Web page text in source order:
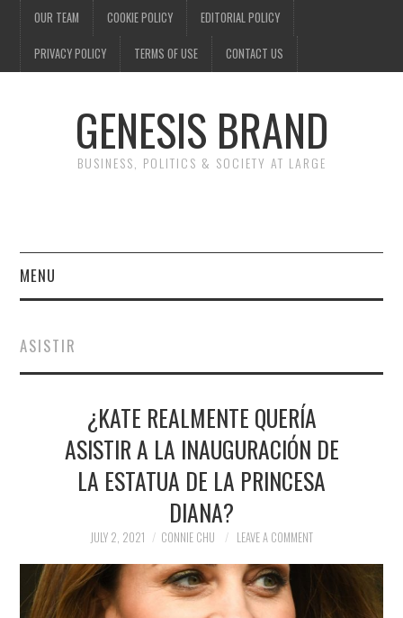
OUR TEAM COOKIE POLICY EDITORIAL POLICY
PRIVACY POLICY TERMS OF USE CONTACT US
GENESIS BRAND
BUSINESS, POLITICS & SOCIETY AT LARGE
MENU
FINANCE
POLITICS
TECHNOLOGY
ASISTIR
¿KATE REALMENTE QUERÍA
ASISTIR A LA INAUGURACIÓN DE
LA ESTATUA DE LA PRINCESA
DIANA?
JULY 2, 2021 CONNIE CHU LEAVE A COMMENT